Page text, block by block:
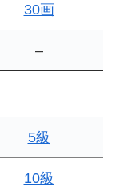
30画
–
5級
10級